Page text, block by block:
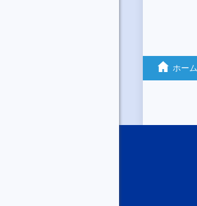
ホーム